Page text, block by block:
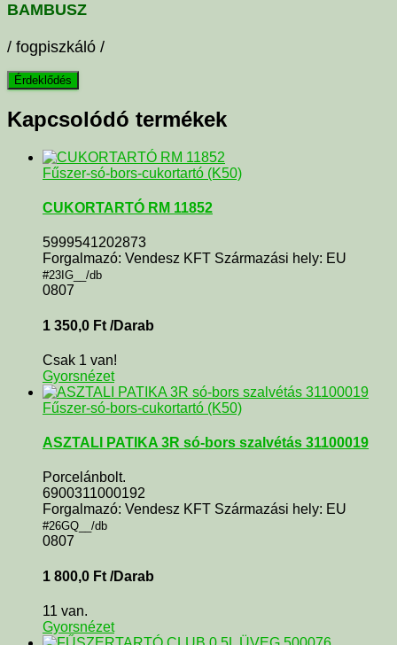
BAMBUSZ
/ fogpiszkáló /
Kapcsolódó termékek
Fűszer-só-bors-cukortartó (K50)
CUKORTARTÓ RM 11852
5999541202873
Forgalmazó: Vendesz KFT Származási hely: EU
#23IG__/db
0807
1 350,0 Ft /Darab
Csak 1 van!
Gyorsnézet
Fűszer-só-bors-cukortartó (K50)
ASZTALI PATIKA 3R só-bors szalvétás 31100019
Porcelánbolt.
6900311000192
Forgalmazó: Vendesz KFT Származási hely: EU
#26GQ__/db
0807
1 800,0 Ft /Darab
11 van.
Gyorsnézet